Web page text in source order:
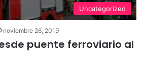
Uncategorized
noviembre 26, 2019
puente ferroviario al